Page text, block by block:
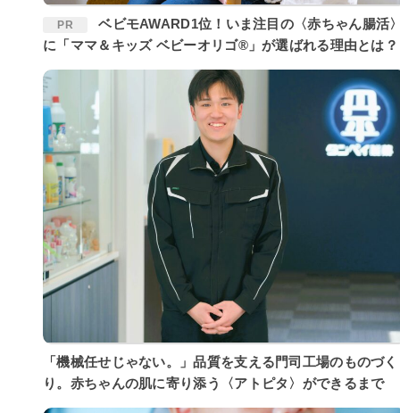
PR
ベビモAWARD1位！いま注目の〈赤ちゃん腸活〉
に「ママ＆キッズ ベビーオリゴ®」が選ばれる理由とは？
「機械任せじゃない。」品質を支える門司工場のものづく
り。赤ちゃんの肌に寄り添う〈アトピタ〉ができるまで